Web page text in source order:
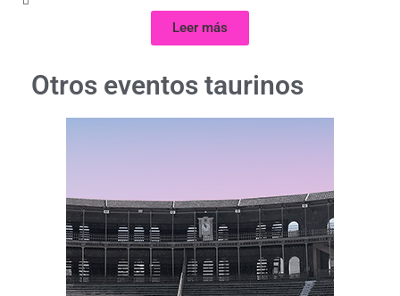
Leer más
Otros eventos taurinos